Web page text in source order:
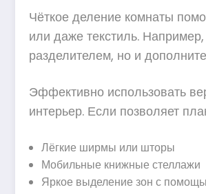
Чёткое деление комнаты
или даже текстиль.
разделителем, но и
Эффективно использовать
интерьер. Если позволяет
Лёгкие ширмы или шторы
Мобильные книжные стеллажи
Яркое выделение зон с